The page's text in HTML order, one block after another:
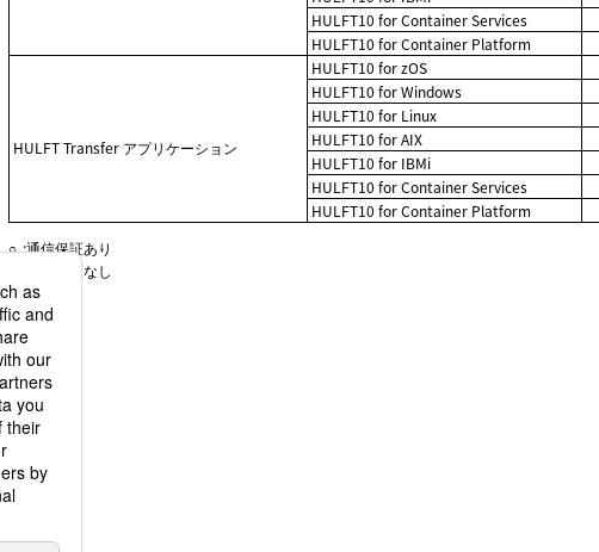
HULFT10 for Container Services
HULFT10 for Container Platform
HULFT Transfer アプリケーション
HULFT10 for zOS
HULFT10 for Windows
HULFT10 for Linux
HULFT10 for AIX
HULFT10 for IBMi
HULFT10 for Container Services
HULFT10 for Container Platform
○ :通信保証あり
通信保証なし